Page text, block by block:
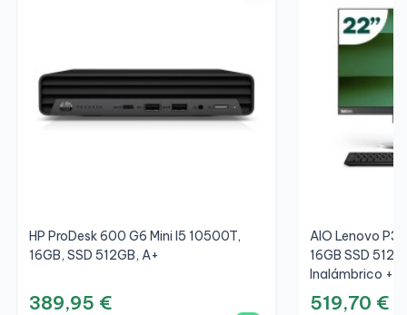
HP ProDesk 600 G6 Mini I5 10500T,
16GB, SSD 512GB, A+
389,95 €
AIO Lenovo
16GB SSD
Inalámbrico +
519,70 €